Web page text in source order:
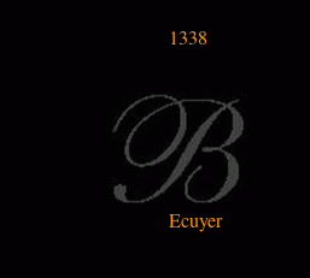
1338
Ecuyer